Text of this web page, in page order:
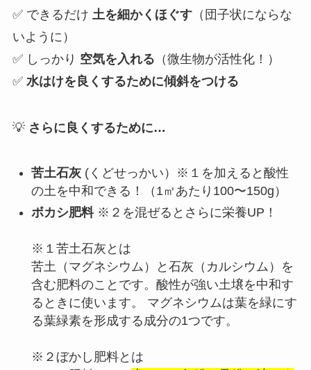
✅ できるだけ 土を細かくほぐす（団子状にならな
いように）
✅ しっかり 空気を入れる （微生物が活性化！）
✅ 水はけを良くするために傾斜をつける
💡 さらに良くするために…
苦土石灰(くどせっかい） ※１ を加えると酸性
の土を中和できる！（1㎡あたり100〜150g）
ボカシ肥料 ※２ を混ぜるとさらに栄養UP！
※１苦土石灰とは
苦土（マグネシウム）と石灰（カルシウム）を
含む肥料のことです。酸性が強い土壌を中和す
るときに使います。 マグネシウムは葉を緑にす
る葉緑素を形成する成分の1つです。
※２ぼかし肥料とは